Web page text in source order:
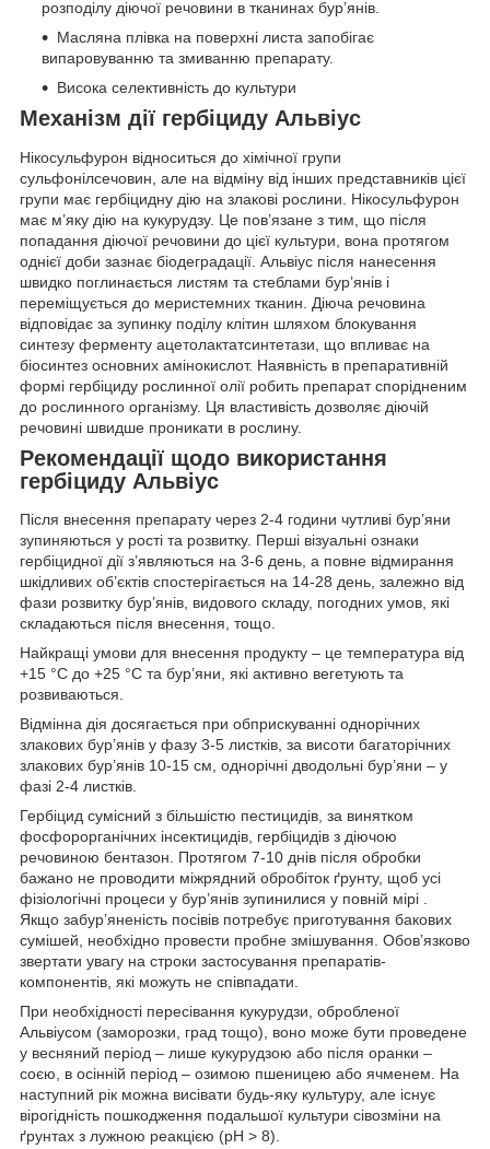
розподілу діючої речовини в тканинах бур’янів.
Масляна плівка на поверхні листа запобігає
випаровуванню та змиванню препарату.
Висока селективність до культури
Механізм дії гербіциду Альвіус
Нікосульфурон відноситься до хімічної групи
сульфонілсечовин, але на відміну від інших представників цієї
групи має гербіцидну дію на злакові рослини. Нікосульфурон
має м’яку дію на кукурудзу. Це пов’язане з тим, що після
попадання діючої речовини до цієї культури, вона протягом
однієї доби зазнає біодеградації. Альвіус після нанесення
швидко поглинається листям та стеблами бур’янів і
переміщується до меристемних тканин. Діюча речовина
відповідає за зупинку поділу клітин шляхом блокування
синтезу ферменту ацетолактатсинтетази, що впливає на
біосинтез основних амінокислот. Наявність в препаративній
формі гербіциду рослинної олії робить препарат спорідненим
до рослинного організму. Ця властивість дозволяє діючій
речовині швидше проникати в рослину.
Рекомендації щодо використання
гербіциду Альвіус
Після внесення препарату через 2-4 години чутливі бур’яни
зупиняються у рості та розвитку. Перші візуальні ознаки
гербіцидної дії з’являються на 3-6 день, а повне відмирання
шкідливих об’єктів спостерігається на 14-28 день, залежно від
фази розвитку бур’янів, видового складу, погодних умов, які
складаються після внесення, тощо.
Найкращі умови для внесення продукту – це температура від
+15 °С до +25 °С та бур’яни, які активно вегетують та
розвиваються.
Відмінна дія досягається при обприскуванні однорічних
злакових бур’янів у фазу 3-5 листків, за висоти багаторічних
злакових бур’янів 10-15 см, однорічні дводольні бур’яни – у
фазі 2-4 листків.
Гербіцид сумісний з більшістю пестицидів, за винятком
фосфорорганічних інсектицидів, гербіцидів з діючою
речовиною бентазон. Протягом 7-10 днів після обробки
бажано не проводити міжрядний обробіток ґрунту, щоб усі
фізіологічні процеси у бур’янів зупинилися у повній мірі .
Якщо забур’яненість посівів потребує приготування бакових
сумішей, необхідно провести пробне змішування. Обов’язково
звертати увагу на строки застосування препаратів-
компонентів, які можуть не співпадати.
При необхідності пересівання кукурудзи, обробленої
Альвіусом (заморозки, град тощо), воно може бути проведене
у весняний період – лише кукурудзою або після оранки –
соєю, в осінній період – озимою пшеницею або ячменем. На
наступний рік можна висівати будь-яку культуру, але існує
вірогідність пошкодження подальшої культури сівозміни на
ґрунтах з лужною реакцією (pH > 8).